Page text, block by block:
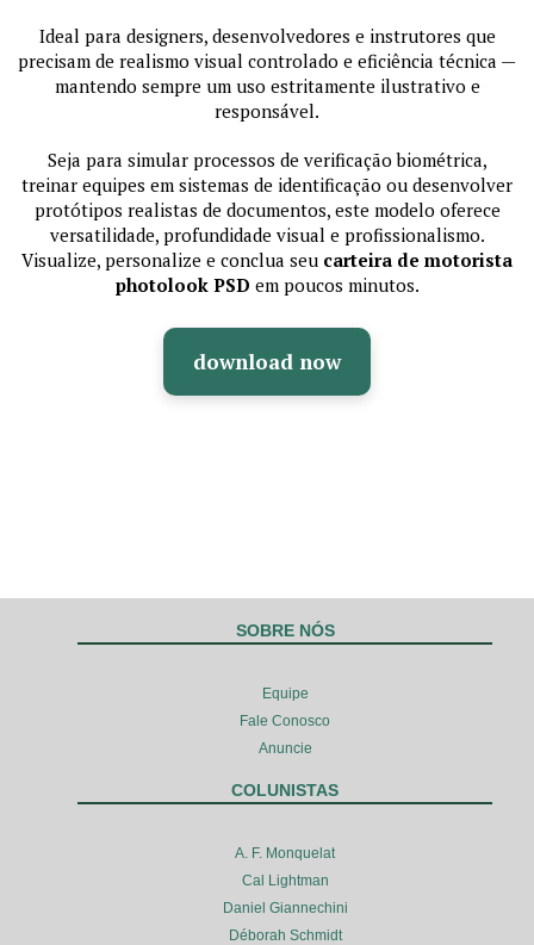
Ideal para designers, desenvolvedores e instrutores que
precisam de realismo visual controlado e eficiência técnica —
mantendo sempre um uso estritamente ilustrativo e
responsável.
Seja para simular processos de verificação biométrica,
treinar equipes em sistemas de identificação ou desenvolver
protótipos realistas de documentos, este modelo oferece
versatilidade, profundidade visual e profissionalismo.
Visualize, personalize e conclua seu carteira de motorista
photolook PSD em poucos minutos.
download now
SOBRE NÓS
Equipe
Fale Conosco
Anuncie
COLUNISTAS
A. F. Monquelat
Cal Lightman
Daniel Giannechini
Déborah Schmidt